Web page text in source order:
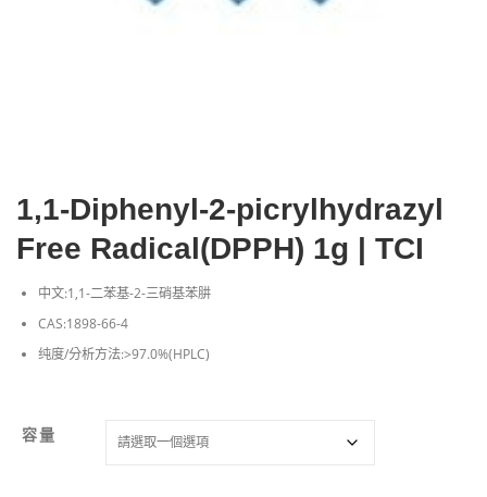
1,1-Diphenyl-2-picrylhydrazyl
Free Radical(DPPH) 1g | TCI
中文:1,1-二苯基-2-三硝基苯肼
CAS:1898-66-4
纯度/分析方法:>97.0%(HPLC)
容量